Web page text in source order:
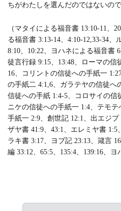
ちがわたしを選んだのではないので
（マタイによる福音書 13:10-11、
る福音書 3:13-14、4:10-12,33-34、
8:10、10:22、ヨハネによる福音書
徒言行録 9:15、13:48、ローマの信
16、コリントの信徒への手紙一
の手紙二 4:1,6、ガラテヤの信徒へ
信徒への手紙 1:4-5、コロサイの信
ニケの信徒への手紙一 1:4、テモ
手紙一 2:9、創世記 12:1、出エジ
ザヤ書 41:9、43:1、エレミヤ書 1:5
ラキ書 3:17、ヨブ記 23:13、箴言
編 33:12、65:5、135:4、139:16、ヨ